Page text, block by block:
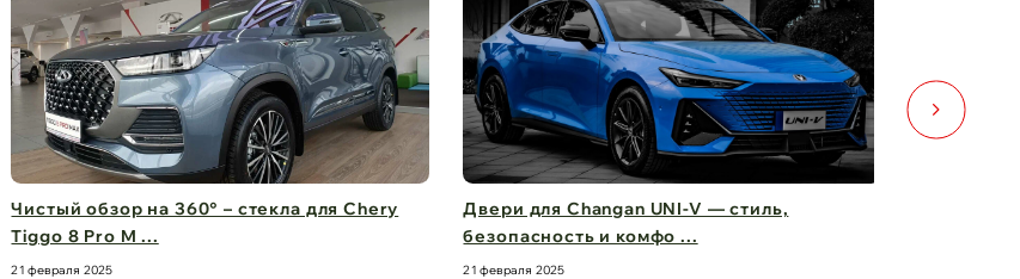
Чистый обзор на 360° – стекла для Chery
Tiggo 8 Pro M ...
21 февраля 2025
Двери для Changan UNI-V — стиль,
безопасность и комфо ...
21 февраля 2025